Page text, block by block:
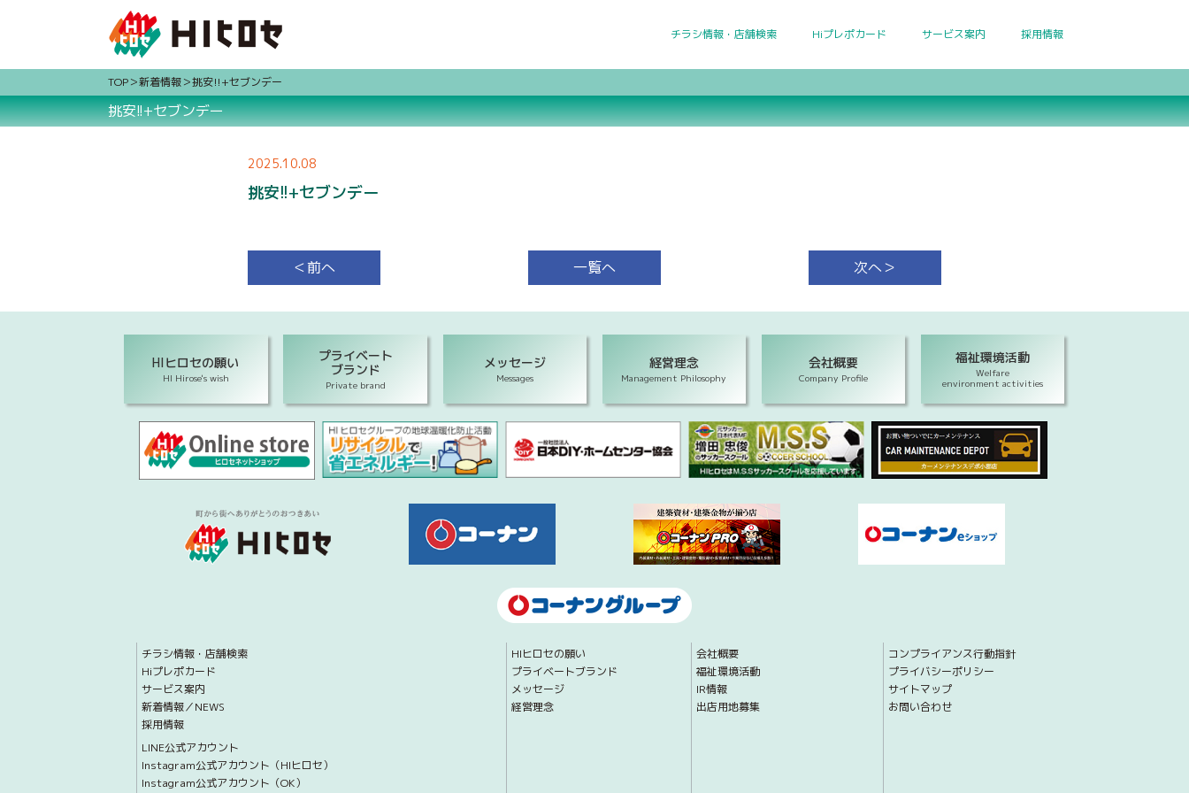
チラシ情報・店舗検索 Hiプレポカード サービス案内 採用情報
TOP 新着情報 挑安!!+セブンデー
挑安!!+セブンデー
2025.10.08
挑安!!+セブンデー
＜前へ 一覧へ 次へ＞
HIヒロセの願い
HI Hirose's wish
プライベート
ブランド
Private brand
メッセージ
Messages
経営理念
Management Philosophy
会社概要
Company Profile
福祉環境活動
Welfare
environment activities
チラシ情報・店舗検索
Hiプレポカード
サービス案内
新着情報／NEWS
採用情報
LINE公式アカウント
Instagram公式アカウント（HIヒロセ）
Instagram公式アカウント（OK）
HIヒロセの願い
プライベートブランド
メッセージ
経営理念
会社概要
福祉環境活動
IR情報
出店用地募集
コンプライアンス行動指針
プライバシーポリシー
サイトマップ
お問い合わせ